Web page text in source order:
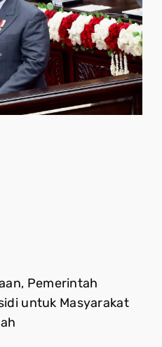
Pemerintah
untuk Masyarakat